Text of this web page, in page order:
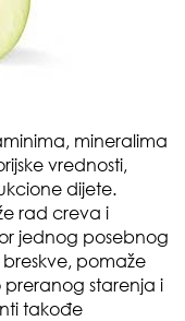
mineralima
vrednosti,
dijete.
rad creva i
jednog posebnog
pomaže
starenja i
takođe